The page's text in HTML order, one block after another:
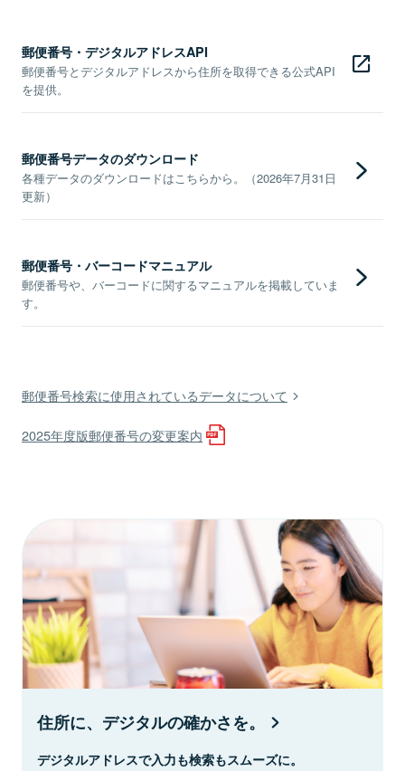
郵便番号・デジタルアドレスAPI
郵便番号とデジタルアドレスから住所を取得できる公式API
を提供。
郵便番号データのダウンロード
各種データのダウンロードはこちらから。（2026年7月31日
更新）
郵便番号・バーコードマニュアル
郵便番号や、バーコードに関するマニュアルを掲載していま
す。
郵便番号検索に使用されているデータについて
2025年度版郵便番号の変更案内
住所に、デジタルの確かさを。
デジタルアドレスで入力も検索もスムーズに。